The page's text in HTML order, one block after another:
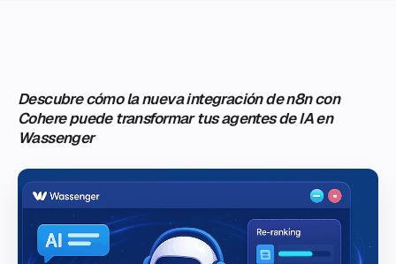
Descubre cómo la nueva integración de n8n con
Cohere puede transformar tus agentes de IA en
Wassenger